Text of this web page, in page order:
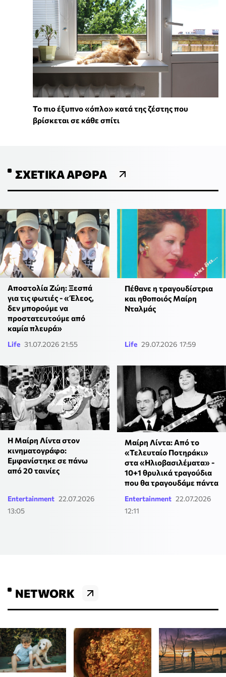
To πιο έξυπνο «όπλο» κατά της ζέστης που
βρίσκεται σε κάθε σπίτι
ΣΧΕΤΙΚΆ ΆΡΘΡΑ
Αποστολία Ζώη: Ξεσπά
για τις φωτιές - «Έλεος,
δεν μπορούμε να
προστατευτούμε από
καμία πλευρά»
Life 31.07.2026 21:55
Πέθανε η τραγουδίστρια
και ηθοποιός Μαίρη
Νταλμάς
Life 29.07.2026 17:59
Η Μαίρη Λίντα στον
κινηματογράφο:
Εμφανίστηκε σε πάνω
από 20 ταινίες
Entertainment 22.07.2026
13:05
Μαίρη Λίντα: Από το
«Τελευταίο Ποτηράκι»
στα «Ηλιοβασιλέματα» -
10+1 θρυλικά τραγούδια
που θα τραγουδάμε πάντα
Entertainment 22.07.2026
12:11
NETWORK